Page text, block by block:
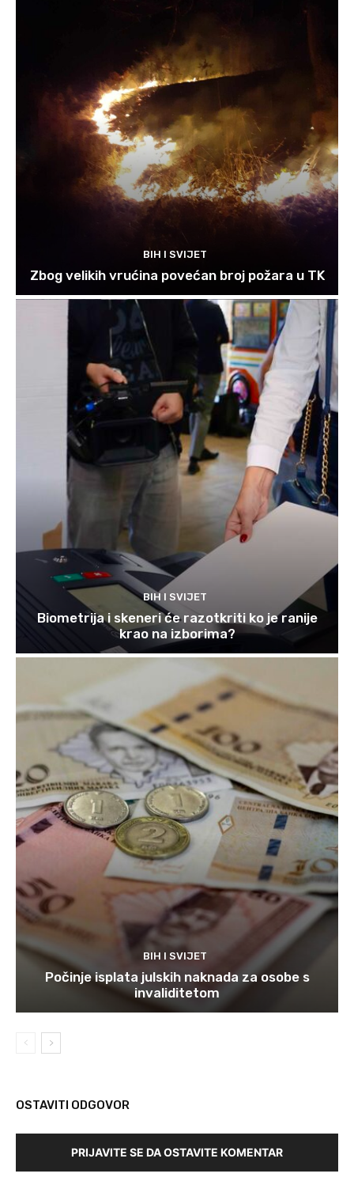
BIH I SVIJET
Zbog velikih vrućina povećan broj požara u TK
BIH I SVIJET
Biometrija i skeneri će razotkriti ko je ranije
krao na izborima?
BIH I SVIJET
Počinje isplata julskih naknada za osobe s
invaliditetom
OSTAVITI ODGOVOR
PRIJAVITE SE DA OSTAVITE KOMENTAR